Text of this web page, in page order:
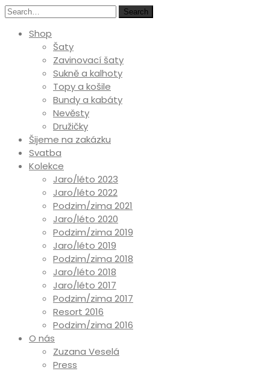
Search
Shop
Šaty
Zavinovací šaty
Sukně a kalhoty
Topy a košile
Bundy a kabáty
Nevěsty
Družičky
Šijeme na zakázku
Svatba
Kolekce
Jaro/léto 2023
Jaro/léto 2022
Podzim/zima 2021
Jaro/léto 2020
Podzim/zima 2019
Jaro/léto 2019
Podzim/zima 2018
Jaro/léto 2018
Jaro/léto 2017
Podzim/zima 2017
Resort 2016
Podzim/zima 2016
O nás
Zuzana Veselá
Press